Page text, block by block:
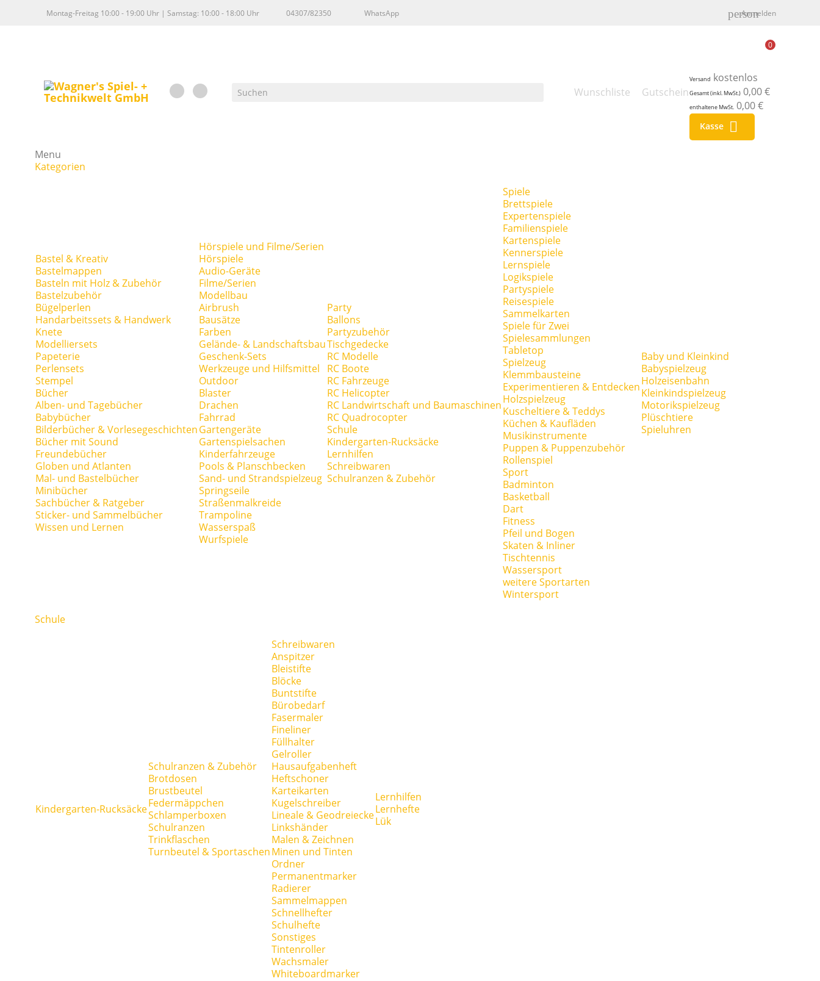
Montag-Freitag 10:00 - 19:00 Uhr | Samstag: 10:00 - 18:00 Uhr 04307/82350 WhatsApp person
Anmelden
Wunschliste Gutschein
0
Versand kostenlos
Gesamt (inkl. MwSt.) 0,00 €
enthaltene MwSt. 0,00 €
Kasse 
Menu
Kategorien
Bastel & Kreativ
Bastelmappen
Basteln mit Holz & Zubehör
Bastelzubehör
Bügelperlen
Handarbeitssets & Handwerk
Knete
Modelliersets
Papeterie
Perlensets
Stempel
Bücher
Alben- und Tagebücher
Babybücher
Bilderbücher & Vorlesegeschichten
Bücher mit Sound
Freundebücher
Globen und Atlanten
Mal- und Bastelbücher
Minibücher
Sachbücher & Ratgeber
Sticker- und Sammelbücher
Wissen und Lernen
Hörspiele und Filme/Serien
Hörspiele
Audio-Geräte
Filme/Serien
Modellbau
Airbrush
Bausätze
Farben
Gelände- & Landschaftsbau
Geschenk-Sets
Werkzeuge und Hilfsmittel
Outdoor
Blaster
Drachen
Fahrrad
Gartengeräte
Gartenspielsachen
Kinderfahrzeuge
Pools & Planschbecken
Sand- und Strandspielzeug
Springseile
Straßenmalkreide
Trampoline
Wasserspaß
Wurfspiele
Party
Ballons
Partyzubehör
Tischgedecke
RC Modelle
RC Boote
RC Fahrzeuge
RC Helicopter
RC Landwirtschaft und Baumaschinen
RC Quadrocopter
Schule
Kindergarten-Rucksäcke
Lernhilfen
Schreibwaren
Schulranzen & Zubehör
Spiele
Brettspiele
Expertenspiele
Familienspiele
Kartenspiele
Kennerspiele
Lernspiele
Logikspiele
Partyspiele
Reisespiele
Sammelkarten
Spiele für Zwei
Spielesammlungen
Tabletop
Spielzeug
Klemmbausteine
Experimentieren & Entdecken
Holzspielzeug
Kuscheltiere & Teddys
Küchen & Kaufläden
Musikinstrumente
Puppen & Puppenzubehör
Rollenspiel
Sport
Badminton
Basketball
Dart
Fitness
Pfeil und Bogen
Skaten & Inliner
Tischtennis
Wassersport
weitere Sportarten
Wintersport
Baby und Kleinkind
Babyspielzeug
Holzeisenbahn
Kleinkindspielzeug
Motorikspielzeug
Plüschtiere
Spieluhren
Schule
Kindergarten-Rucksäcke
Schulranzen & Zubehör
Brotdosen
Brustbeutel
Federmäppchen
Schlamperboxen
Schulranzen
Trinkflaschen
Turnbeutel & Sportaschen
Schreibwaren
Anspitzer
Bleistifte
Blöcke
Buntstifte
Bürobedarf
Fasermaler
Fineliner
Füllhalter
Gelroller
Hausaufgabenheft
Heftschoner
Karteikarten
Kugelschreiber
Lineale & Geodreiecke
Linkshänder
Malen & Zeichnen
Minen und Tinten
Ordner
Permanentmarker
Radierer
Sammelmappen
Schnellhefter
Schulhefte
Sonstiges
Tintenroller
Wachsmaler
Whiteboardmarker
Lernhilfen
Lernhefte
Lük